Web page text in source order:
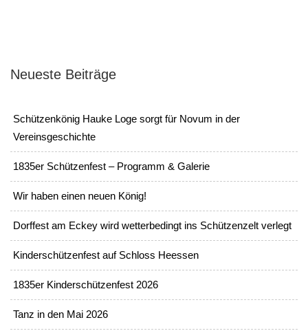
Neueste Beiträge
Schützenkönig Hauke Loge sorgt für Novum in der
Vereinsgeschichte
1835er Schützenfest – Programm & Galerie
Wir haben einen neuen König!
Dorffest am Eckey wird wetterbedingt ins Schützenzelt verlegt
Kinderschützenfest auf Schloss Heessen
1835er Kinderschützenfest 2026
Tanz in den Mai 2026